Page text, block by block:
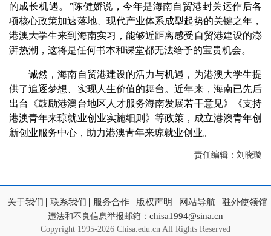
的成长机遇。”陈健娇说，今年是海南自贸港封关运作后各
项核心政策加速落地、现代产业体系成型起势的关键之年，
港澳大学生来到海南实习，能够近距离感受自贸港建设的澎
湃热潮，这将是任何书本和课堂都无法给予的宝贵机会。
诚然，海南自贸港建设的活力与机遇，为港澳大学生提
供了追逐梦想、实现人生价值的舞台。近年来，海南已先后
出台《鼓励港澳台地区人才服务海南发展若干意见》《支持
港澳青年来琼就业创业实施细则》等政策，成立港澳青年创
新创业服务中心，助力港澳青年来琼就业创业。
责任编辑：刘晓璇
关于我们 联系我们 服务合作 版权声明 网站导航 驻外使领馆
违法和不良信息举报邮箱： chisa1994@sina.cn
Copyright 1995-2026 Chisa.edu.cn All Rights Reserved